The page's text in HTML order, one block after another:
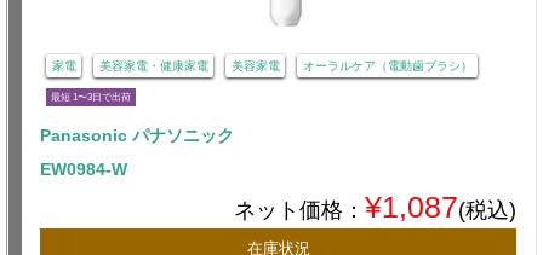
家電 美容家電・健康家電 美容家電 オーラルケア（電動歯ブラシ）
最短 1〜3日で出荷
Panasonic パナソニック
EW0984-W
ネット価格： ¥1,087(税込)
在庫状況